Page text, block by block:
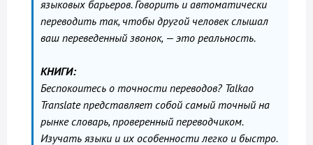
языковых барьеров. Говорить и автоматически
переводить так, чтобы другой человек слышал
ваш переведенный звонок, — это реальность.
КНИГИ:
Беспокоитесь о точности переводов? Talkao
Translate представляет собой самый точный на
рынке словарь, проверенный переводчиком.
Изучать языки и их особенности легко и быстро.